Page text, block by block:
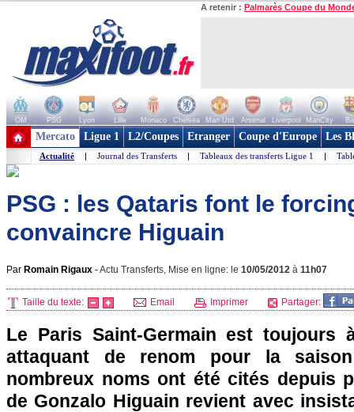
A retenir : Palmarès Coupe du
OM PSG Lyon Lille Monaco Chelsea Man Utd Arsenal Liverpool ManCity
+ de clubs
Mercato Ligue 1 L2/Coupes Etranger Coupe d'Europe Les
Actualité | Journal des Transferts | Tableaux des transferts Ligue 1 |
PSG : les Qataris font le
convaincre Higuain
Par Romain Rigaux -Actu Transferts, Mise en ligne: le 10/05/2012 à 11h07
Taille du texte: Email Imprimer Partager:
Le Paris Saint-Germain est toujours
attaquant de renom pour la
nombreux noms ont été cités depuis
de Gonzalo Higuain revient avec